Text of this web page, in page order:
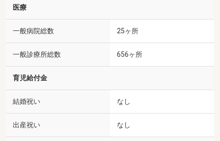
医療
一般病院総数 25ヶ所
一般診療所総数 656ヶ所
育児給付金
結婚祝い なし
出産祝い なし